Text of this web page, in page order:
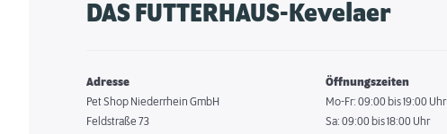
DAS FUTTERHAUS-Kevelaer
Adresse
Pet Shop Niederrhein GmbH
Feldstraße 73
Öffnungszeiten
Mo-Fr: 09:00 bis 19:00 Uhr
Sa: 09:00 bis 18:00 Uhr